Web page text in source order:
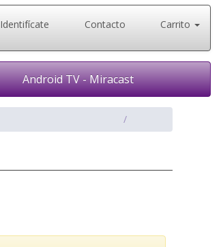
Identifícate Contacto Carrito
Android TV - Miracast